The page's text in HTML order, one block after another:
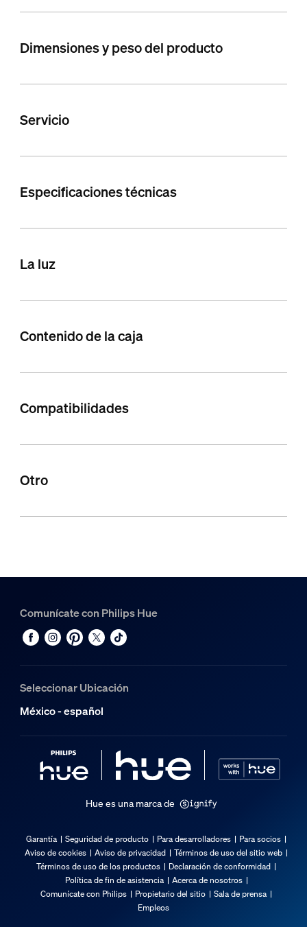
Dimensiones y peso del producto
Servicio
Especificaciones técnicas
La luz
Contenido de la caja
Compatibilidades
Otro
Comunícate con Philips Hue
Seleccionar Ubicación
México - español
Hue es una marca de
Garantía Seguridad de producto Para desarrolladores
Para socios
Aviso de cookies
Aviso de privacidad
Términos de uso del sitio web
Términos de uso de los productos
Declaración de conformidad
Política de fin de asistencia
Acerca de nosotros
Comunícate con Philips
Propietario del sitio
Sala de prensa
Empleos